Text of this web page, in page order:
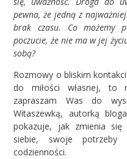
pewna, że jedną z
brak czasu. Co możemy
poczucie, że nie ma w jej
sobą?
Rozmowy o bliskim
do miłości własnej, to
zapraszam Was do
Witaszewką, autorką
pokazuje, jak zmienia
siebie, swoje
codzienności.